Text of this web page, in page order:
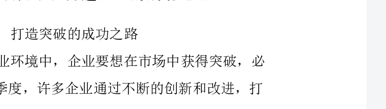
须具备实力和耐心。在三季度，许多企业通过不断的创新和改进，打
造了一条突破的成功之路，取得了亮眼的销售成绩。